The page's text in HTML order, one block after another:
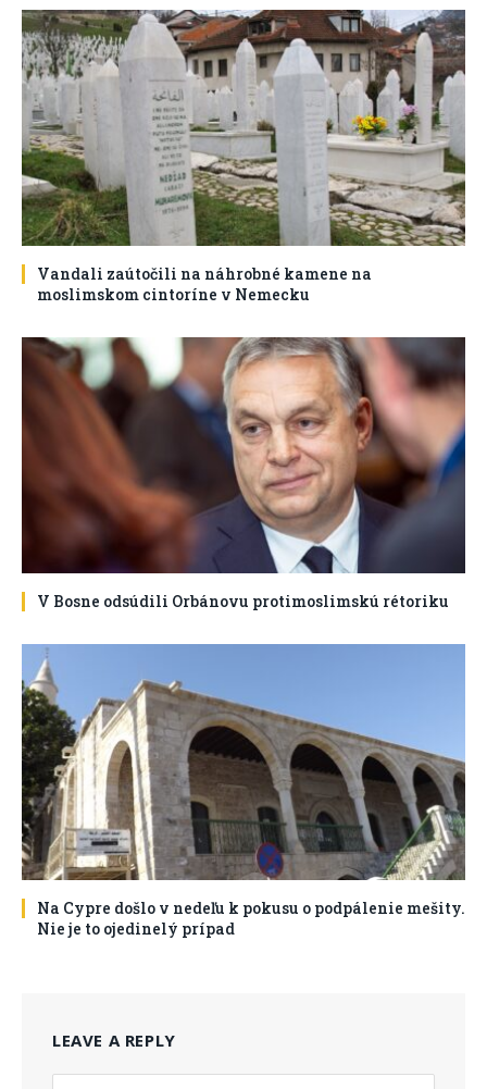
Vandali zaútočili na náhrobné kamene na
moslimskom cintoríne v Nemecku
V Bosne odsúdili Orbánovu protimoslimskú rétoriku
Na Cypre došlo v nedeľu k pokusu o podpálenie mešity.
Nie je to ojedinelý prípad
LEAVE A REPLY